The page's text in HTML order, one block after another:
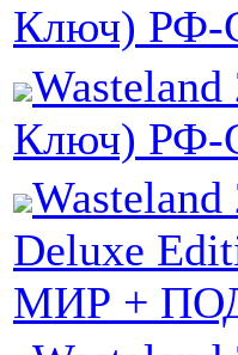
Ключ)
Ключ)
Deluxe
МИР +